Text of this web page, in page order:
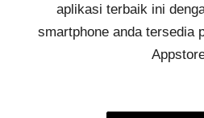
aplikasi terbaik ini
smartphone anda tersedia